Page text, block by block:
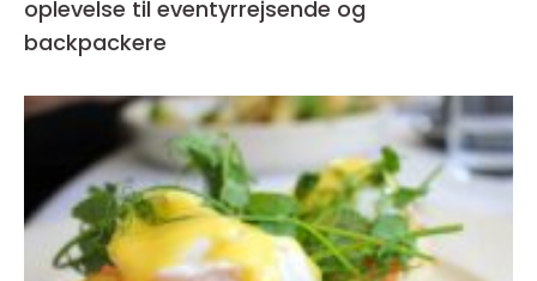
oplevelse til eventyrrejsende og
backpackere